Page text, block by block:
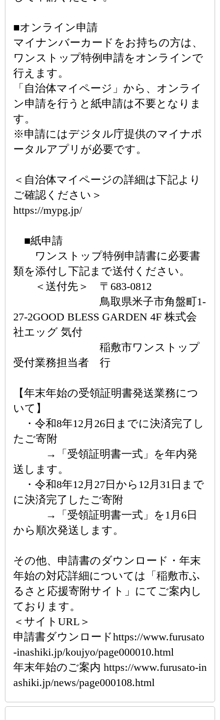
■オンライン申請
マイナンバーカードをお持ちの方は、
ワンストップ特例申請をオンラインで
行えます。
「自治体マイページ」から、オンライ
ン申請を行うと紙申請は不要となりま
す。
※申請にはデジタル庁提供のマイナポ
ータルアプリが必要です。
＜自治体マイページの詳細は下記より
ご確認ください＞
https://mypg.jp/
■紙申請
ワンストップ特例申請書に必要書
類を添付し下記まで送付ください。
＜送付先＞ 〒683-0812
鳥取県米子市角盤町1-
27-2GOOD BLESS GARDEN 4F 株式会
社エッグ 気付
稲敷市ワンストップ
受付業務担当者 行
【年末年始の受領証明書発送業務につ
いて】
・令和8年12月26日までに決済完了し
たご寄附
→「受領証明書一式」を年内発
送します。
・令和8年12月27日から12月31日まで
に決済完了したご寄附
→「受領証明書一式」を1月6日
から順次発送します。
その他、申請書のダウンロード・年末
年始の対応詳細については「稲敷市ふ
るさと応援寄附サイト」にてご案内し
ております。
＜サイトURL＞
申請書ダウンロードhttps://www.furusato
-inashiki.jp/koujyo/page000010.html
年末年始のご案内 https://www.furusato-in
ashiki.jp/news/page000108.html